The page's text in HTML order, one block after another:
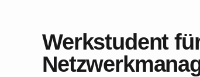
Werkstudent